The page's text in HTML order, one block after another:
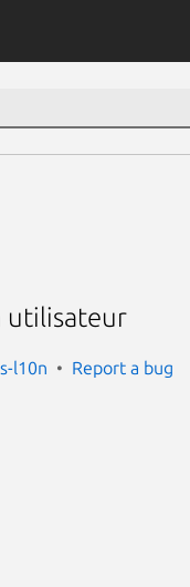
utilisateur
l10n Report a bug